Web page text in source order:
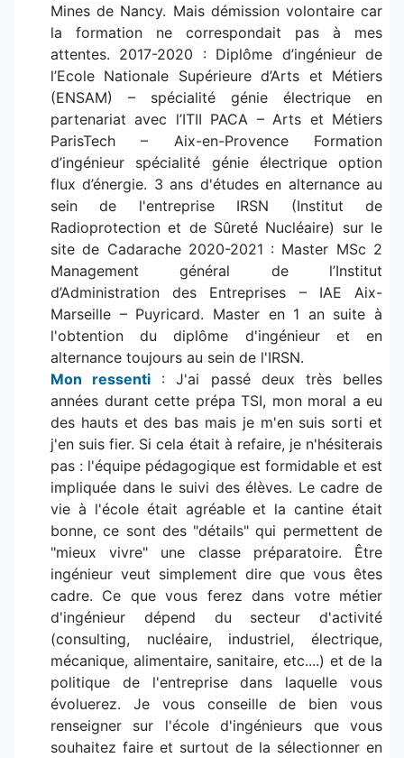
Mines de Nancy. Mais démission volontaire car
la formation ne correspondait pas à mes
attentes. 2017-2020 : Diplôme d’ingénieur de
l’Ecole Nationale Supérieure d’Arts et Métiers
(ENSAM) – spécialité génie électrique en
partenariat avec l’ITII PACA – Arts et Métiers
ParisTech – Aix-en-Provence Formation
d’ingénieur spécialité génie électrique option
flux d’énergie. 3 ans d'études en alternance au
sein de l'entreprise IRSN (Institut de
Radioprotection et de Sûreté Nucléaire) sur le
site de Cadarache 2020-2021 : Master MSc 2
Management général de l’Institut
d’Administration des Entreprises – IAE Aix-
Marseille – Puyricard. Master en 1 an suite à
l'obtention du diplôme d'ingénieur et en
alternance toujours au sein de l'IRSN.
Mon ressenti : J'ai passé deux très belles
années durant cette prépa TSI, mon moral a eu
des hauts et des bas mais je m'en suis sorti et
j'en suis fier. Si cela était à refaire, je n'hésiterais
pas : l'équipe pédagogique est formidable et est
impliquée dans le suivi des élèves. Le cadre de
vie à l'école était agréable et la cantine était
bonne, ce sont des "détails" qui permettent de
"mieux vivre" une classe préparatoire. Être
ingénieur veut simplement dire que vous êtes
cadre. Ce que vous ferez dans votre métier
d'ingénieur dépend du secteur d'activité
(consulting, nucléaire, industriel, électrique,
mécanique, alimentaire, sanitaire, etc....) et de la
politique de l'entreprise dans laquelle vous
évoluerez. Je vous conseille de bien vous
renseigner sur l'école d'ingénieurs que vous
souhaitez faire et surtout de la sélectionner en